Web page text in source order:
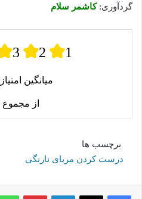
گردآوری:کاشمر سلام
3 2 1
میانگین
از مجموع
برچسب ها
درست کردن مربای نارنگی
لینکدین